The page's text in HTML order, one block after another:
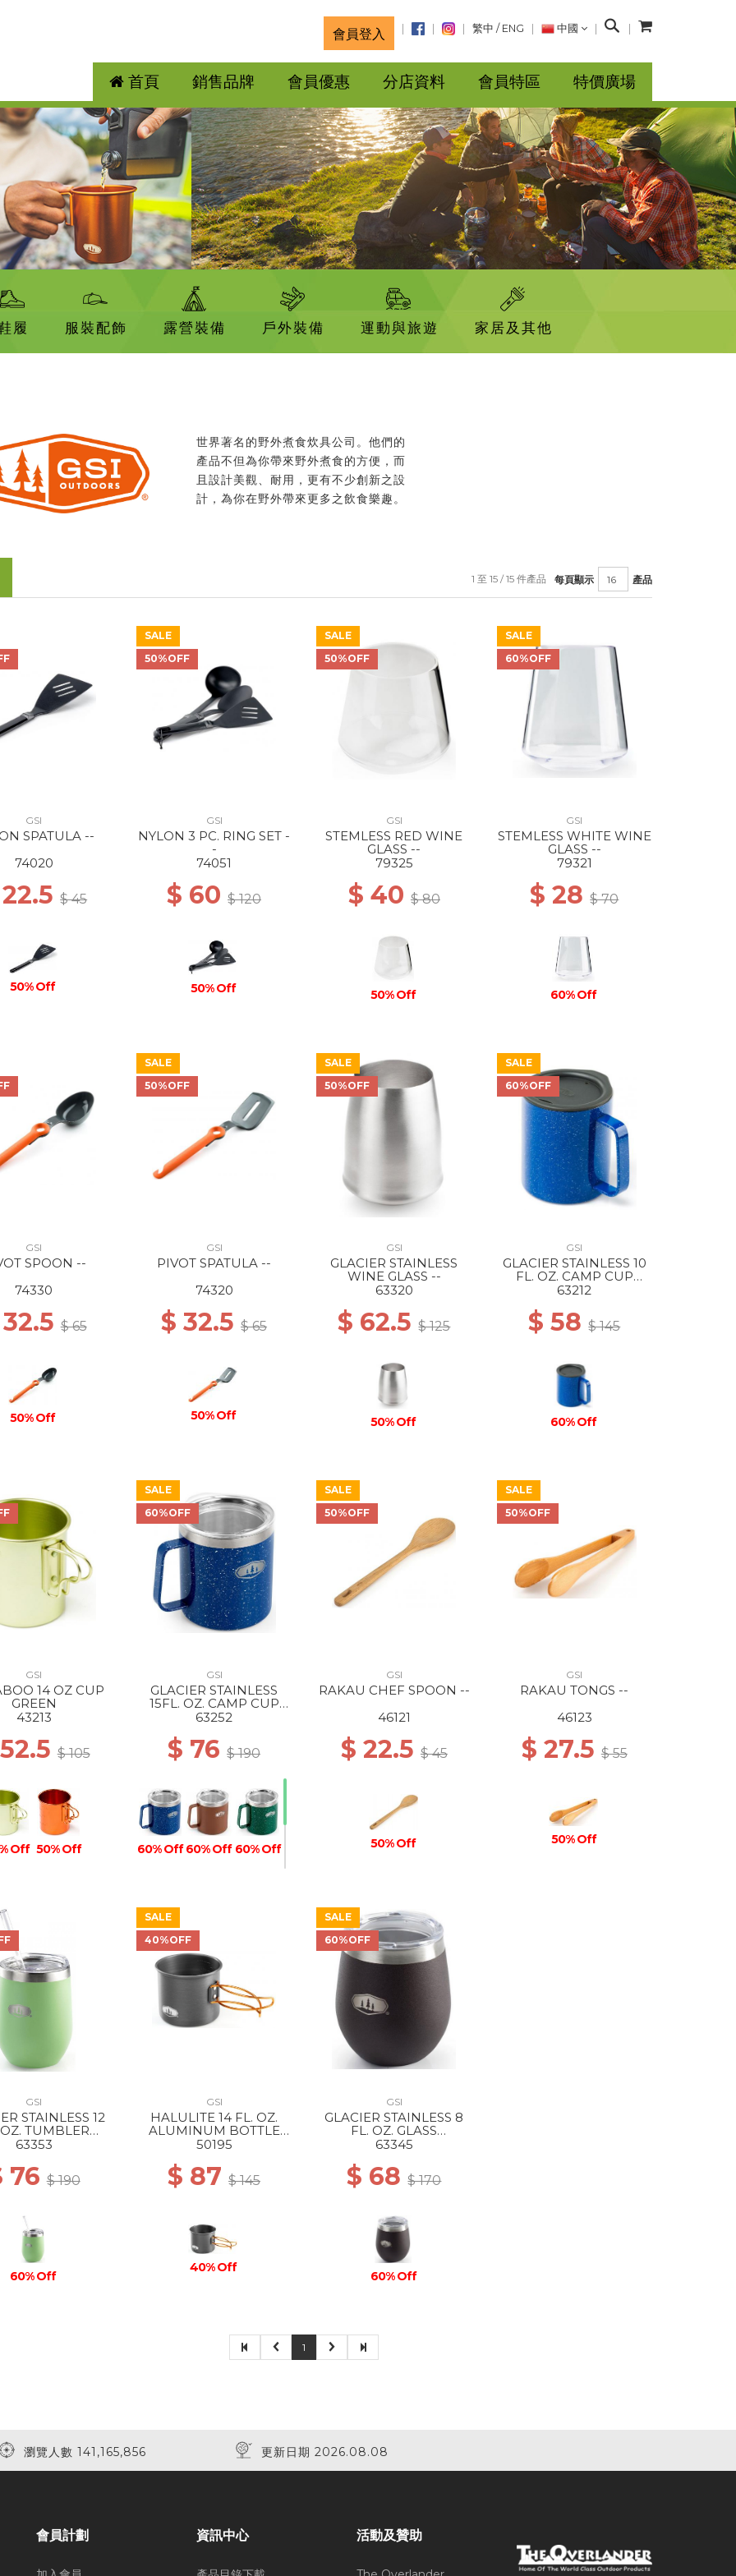
會員登入 繁中 / ENG 中國
搜
首頁 銷售品牌 會員優惠 分店資料 會員特區 特價廣場
履 服裝配飾 露營裝備 戶外裝備 運動與旅遊 家居及其他
世界著名的野外煮食炊具公司。他們的
產品不但為你帶來野外煮食的方便，而
且設計美觀、耐用，更有不少創新之設
計，為你在野外帶來更多之飲食樂趣。
每頁顯示 產品
1 至 15 / 15 件產品
GSI
SPATULA --
74020
$ 45
50% Off
SALE
50%OFF
GSI
NYLON 3 PC. RING SET -
-
74051
$ 60$ 120
50% Off
SALE
50%OFF
GSI
STEMLESS RED WINE
GLASS --
79325
$ 40 $ 80
50% Off
SALE
60%OFF
GSI
STEMLESS WHITE WINE
GLASS --
79321
$ 28$ 70
60% Off
GSI
SPOON --
74330
$ 65
50% Off
SALE
50%OFF
GSI
PIVOT SPATULA --
74320
$ 32.5$ 65
50% Off
SALE
50%OFF
GSI
GLACIER STAINLESS
WINE GLASS --
63320
$ 62.5$ 125
50% Off
SALE
60%OFF
GSI
GLACIER STAINLESS 10
FL. OZ. CAMP CUP
BLUE SPECKLE
63212
$ 58$ 145
60% Off
GSI
14 OZ CUP
GREEN
43213
$ 105
Off 50% Off
SALE
60%OFF
GSI
GLACIER STAINLESS
15FL. OZ. CAMP CUP
BLUE
63252
$ 76$ 190
60% Off 60% Off 60% Off
50% Off
SALE
50%OFF
GSI
RAKAU CHEF SPOON --
46121
$ 22.5 $ 45
50% Off
SALE
50%OFF
GSI
RAKAU TONGS --
46123
$ 27.5 $ 55
50% Off
GSI
STAINLESS 12
TUMBLER
63353
76$ 190
60% Off
SALE
40%OFF
GSI
HALULITE 14 FL. OZ.
ALUMINUM BOTTLE
CUP --
50195
$ 87$ 145
40% Off
SALE
60%OFF
GSI
GLACIER STAINLESS 8
FL. OZ. GLASS
ESPRESSO
63345
$ 68$ 170
60% Off
1
瀏覽人數 141,165,856 更新日期 2026.08.08
會員計劃 資訊中心 活動及贊助